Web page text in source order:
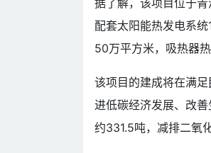
配套太阳能热发电系
50万平方米，吸热器
该项目的建成将在满
进低碳经济发展、改
约331.5吨，减排二氧